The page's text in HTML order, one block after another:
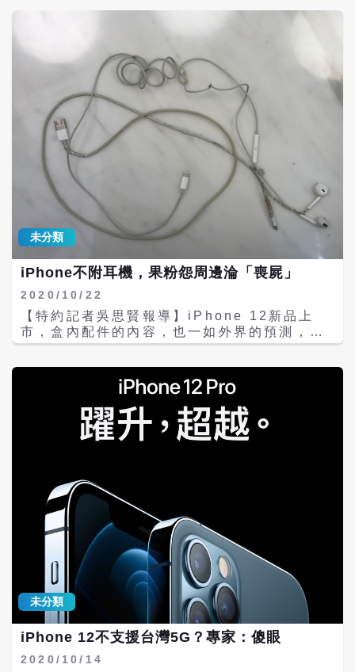
運乒乓男團冠軍隊員許昕等5名「非凡見證
相關資訊已經滿天飛，除了大家在意的瀏海外
型可能會變小，機型顏色會有玫瑰金、迷霧
紫、薄荷綠等繽紛色外，許多人也在意的是價
格。外媒報導iPhone13會用新的A15仿生處
理器，效能提升20％，價格最低從799美元起
跳，約台幣2萬4000元，如要搭配最高規格
iPhone 13 Pro Max，使用最高容量1TB的
話，一台需要2300美元，換算台幣是6萬
4200元，如輸入台灣販賣，加上稅金可能逼近
7萬！ 7萬元可以買一輛新的125 CC摩托車，
有網友看傻，表示還不如買台機車，不過也有
網友認為只要對蘋果的信仰夠，就會覺得便
宜，應該是一分錢一分貨。 透過《KEYPO大
數據關鍵引擎》查看熱門關鍵字，可以看到很
多網友被價格嚇到「七萬都可以買台機車」、
「不如去買機車」、「不如去買名牌包」等，
還有不少人嘲諷果粉「信仰」無價，認為對果
粉來說很「便宜」，也有人提到現在外傳要7
萬，到時候售價5萬，也會讓果粉覺得賺到
「買了」、「笑死」等評語，不過也有人說現
貴，也是有它的道理在。
未分類
iPhone不附耳機，果粉怨周邊淪「喪屍」
2020/10/22
【特約記者吳思賢報導】iPhone 12新品上
市，盒內配件的內容，也一如外界的預測，只
有充電線，移除了EarPods有線耳機以及充電
於在2030年達成碳足跡歸零的目標。 不過有
果粉爆料指出，iPhone雖然耐用，符合口
碑，但是周邊的品質就不一定了，尤其是有線
耳機與充電線。這位果粉說，他買了iPad與
iPhone，結果充電線的外圍包覆層用了一、
看起來很恐怖，簡直就是「喪屍」，也擔心會
有漏電的問題。 果粉說，本來希望換了
iPhone12之後，順便取得新的耳機與充電
線，充電器反而不需要換，結果iPhone新品
只提供充電線，卻沒有耳機，看起來蘋果如果
不是想要逼迫果粉另外花錢買新的耳機，就是
恐怕不太了解自己產品周邊的品質不太理想！
未分類
iPhone 12不支援台灣5G？專家：傻眼
2020/10/14